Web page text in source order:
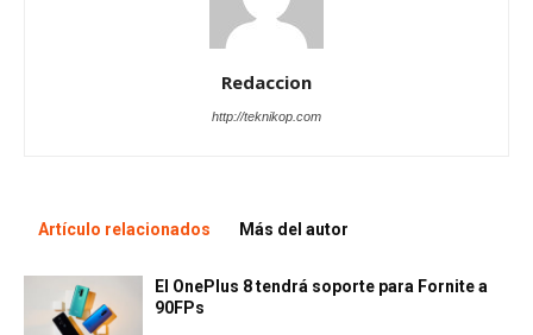
Redaccion
http://teknikop.com
Artículo relacionados Más del autor
El OnePlus 8 tendrá soporte para Fornite a
90FPs